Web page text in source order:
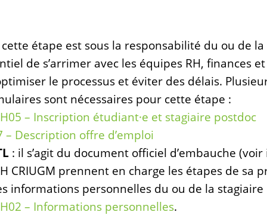
étape est sous la responsabilité du ou de la
de s’arrimer avec les équipes RH, finances
le processus et éviter des délais.
sont nécessaires pour cette étape :
– Inscription étudiant·e et stagiaire postdoc
– Description offre d’emploi
: il s’agit du document officiel d’embauche
CRIUGM prennent en charge les étapes de sa
informations personnelles du ou de la stagiaire
– Informations personnelles.